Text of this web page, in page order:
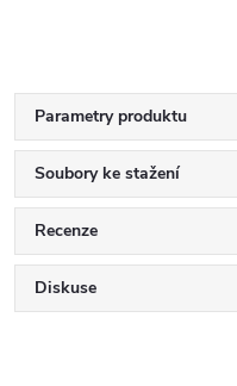
Parametry produktu
Soubory ke stažení
Recenze
Diskuse